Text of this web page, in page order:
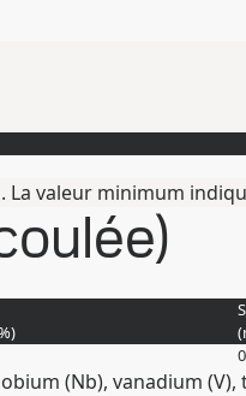
La valeur minimum
)
S
(Nb), vanadium